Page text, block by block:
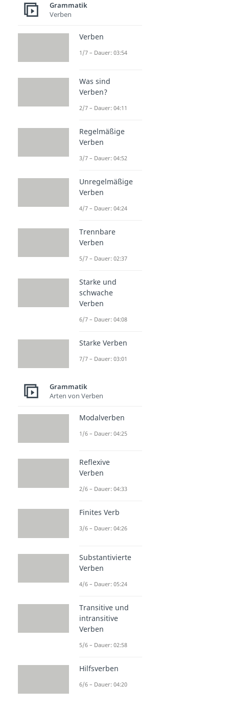
Grammatik
Verben
Verben
1/7 – Dauer: 03:54
Was sind
Verben?
2/7 – Dauer: 04:11
Regelmäßige
Verben
3/7 – Dauer: 04:52
Unregelmäßige
Verben
4/7 – Dauer: 04:24
Trennbare
Verben
5/7 – Dauer: 02:37
Starke und
schwache
Verben
6/7 – Dauer: 04:08
Starke Verben
7/7 – Dauer: 03:01
Grammatik
Arten von Verben
Modalverben
1/6 – Dauer: 04:25
Reflexive
Verben
2/6 – Dauer: 04:33
Finites Verb
3/6 – Dauer: 04:26
Substantivierte
Verben
4/6 – Dauer: 05:24
Transitive und
intransitive
Verben
5/6 – Dauer: 02:58
Hilfsverben
6/6 – Dauer: 04:20